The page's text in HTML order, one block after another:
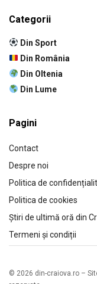
Categorii
Din Sport
Din România
Din Oltenia
Din Lume
Pagini
Contact
Despre noi
Politica de
Politica de cookies
Știri de ultimă oră din
Termeni și condiții
© 2026 din-craiova.ro –